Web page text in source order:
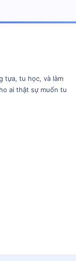
tựa, tu học, và làm
ai thật sự muốn tu